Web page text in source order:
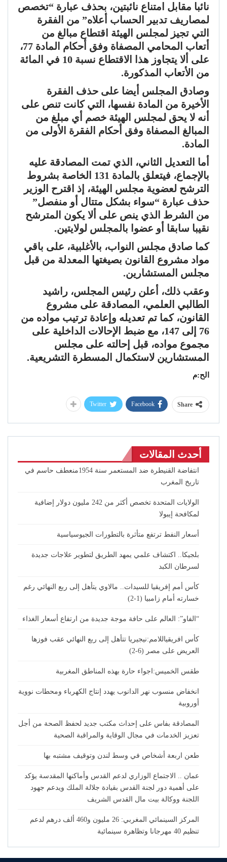
نائبا مقابل امتناع نائبتين، بحذف عبارة “تخصص
لمصاريف تدبير الحساب أعلاه” من الفقرة
التي تجيز لمجلس الهيئة اقتطاع مبالغ من
أتعاب المحامي المصفاة وفق أحكام المادة 77،
على ألا يتجاوز هذا الاقتطاع نسبة 10 في المائة
من الأتعاب المذكورة.
وصادق المجلس أيضا على حذف الفقرة
الأخيرة من المادة نفسها، التي كانت تنص على
أنه لا يحق لمجلس الهيئة خصم أي مبلغ من
المبالغ المصفاة وفق أحكام الفقرة الأولى من
المادة.
أما التعديل الثاني، الذي تمت المصادقة عليه
بالإجماع، فيتعلق بالمادة 131 الخاصة بشروط
الترشح لعضوية مجلس الهيئة، إذ اقترح الوزير
حذف عبارة “سواء بشكل متتال أو منفصل”
من الشرط الذي ينص على ألا يكون المترشح
نقيبا سابقا أو عضوا بالمجلس لولايتين.
كما صادق مجلس النواب، بالأغلبية، على باقي
مواد مشروع القانون بصيغتها المعدلة من قبل
مجلس المستشارين.
وعقب ذلك، أعلن رئيس المجلس، راشيد
الطالبي العلمي، المصادقة على مشروع
القانون، كما تم تعديله وإعادة ترتيب مواده من
76 إلى 147، مع ضبط الإحالات الداخلية على
مجموع مواده، قبل إحالته على مجلس
المستشارين لاستكمال المسطرة التشريعية.
الح:م
Share
Facebook
Twitter
أحدث المقالات
انتفاضة القنيطرة ضد المستعمر سنة 1954منعطف حاسم في
تاريخ المغرب
الولايات المتحدة تخصص أكثر من 242 مليون دولار إضافية
لمكافحة إيبولا
أسعار النفط ترتفع متأثرة بالتطورات الجيوسياسية
بلجيكا.. اكتشاف علمي يمهد الطريق لتطوير علاجات جديدة
لسرطان الكبد
كأس أمم إفريقيا للسيدات.. مالاوي يتأهل إلى ربع النهائي رغم
خسارته أمام زامبيا (1-2)
“الفاو”: العالم على حافة موجة جديدة من ارتفاع أسعار الغذاء
كأس افريقياللامم:نيجيريا تتأهل إلى ربع النهائي عقب فوزها
العريض على مصر (6-2)
طقس الخميس:اجواء حارة بهذه المناطق المغربية
انخفاض منسوب نهر الدانوب يهدد إنتاج الكهرباء ومحطات نووية
أوروبية
المصادقة بفاس على إحداث مكتب جديد لحفظ الصحة من أجل
تعزيز الخدمات في مجال الوقاية والمراقبة الصحية
طعن اربعة أشخاص في وسط لندن وتوقيف مشتبه بها
عمان .. الاجتماع الوزاري لدعم القدس وأماكنها المقدسة يؤكد
على أهمية دور لجنة القدس بقيادة جلالة الملك ويدعم جهود
اللجنة ووكالة بيت مال القدس الشريف
المركز السينمائي المغربي: 26 مليون و460 ألف درهم لدعم
تنظيم 40 مهرجانا وتظاهرة سينمائية